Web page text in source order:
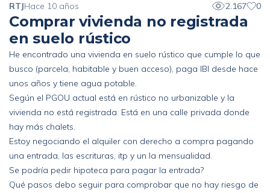
RTJHace 10 años 2.167 0
Comprar vivienda no registrada
en suelo rústico
He encontrado una vivienda en suelo rústico que cumple lo que
busco (parcela, habitable y buen acceso), paga IBI desde hace
unos años y tiene agua potable.
Según el PGOU actual está en rústico no urbanizable y la
vivienda no está registrada. Está en una calle privada donde
hay más chalets.
Estoy negociando el alquiler con derecho a compra pagando
una entrada, las escrituras, itp y un la mensualidad.
Se podría pedir hipoteca para pagar la entrada?
Qué pasos debo seguir para comprobar que no hay riesgo de